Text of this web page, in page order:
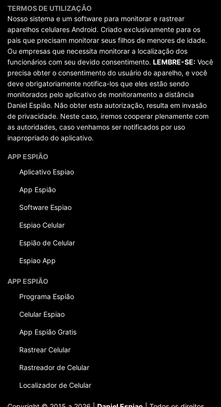
TERMOS DE UTILIZAÇÃO
Nosso sistema e um software para monitorar e rastrear
aparelhos celulares Android. Criado exclusivamente para os
pais que precisam monitorar seus filhos de menores de idade.
Ou empresas que necessita monitorar a localização dos
funcionários com seu devido consentimento. LEMBRE-SE: Você
precisa obter o consentimento do usuário do aparelho, e você
deve obrigatoriamente notifica-los que eles estão sendo
monitorados pelo aplicativo de monitoramento a distância
Daniel Espião. Não obter esta autorização, resulta em invasão
de privacidade. Neste caso, iremos cooperar plenamente com
as autoridades, caso venhamos ser notificados por uso
inapropriado do aplicativo.
APP ESPIÃO
Aplicativo Espiao
App Espião
Software Espiao
Espiao Celular
Espião de Celular
Espiao App
APP ESPIÃO
Programa Espião
Celular Espiao
App Espião Gratis
Rastrear Celular
Rastreador de Celular
Localizador de Celular